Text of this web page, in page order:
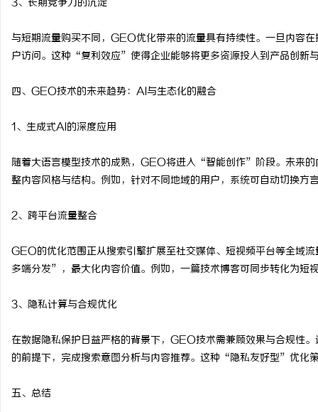
3、长期竞争力的沉淀
与短期流量购买不同，GEO优化带来的流量具有持续性。一旦内容
户访问。这种“复利效应”使得企业能够将更多资源投入到产品创新
四、GEO技术的未来趋势：AI与生态化的融合
1、生成式AI的深度应用
随着大语言模型技术的成熟，GEO将进入“智能创作”阶段。未来
整内容风格与结构。例如，针对不同地域的用户，系统可自动切换方
2、跨平台流量整合
GEO的优化范围正从搜索引擎扩展至社交媒体、短视频平台等全域
多端分发”，最大化内容价值。例如，一篇技术博客可同步转化为短
3、隐私计算与合规优化
在数据隐私保护日益严格的背景下，GEO技术需兼顾效果与合规性
的前提下，完成搜索意图分析与内容推荐。这种“隐私友好型”优化
五、总结